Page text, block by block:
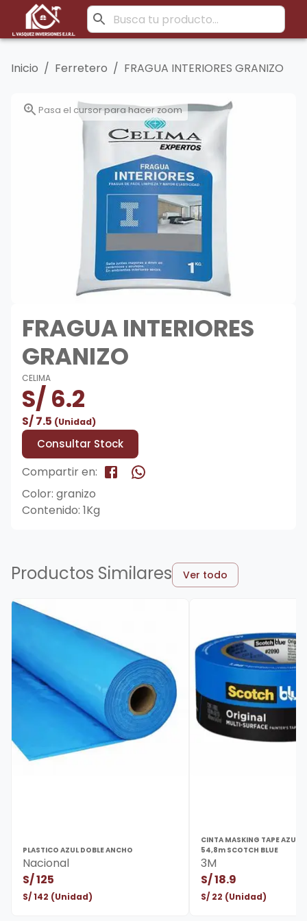
Inicio / Ferretero / FRAGUA INTERIORES GRANIZO
Pasa el cursor para hacer zoom
FRAGUA INTERIORES
GRANIZO
CELIMA
S/6.2
S/7.5 (Unidad)
Consultar Stock
Compartir en:
Color: granizo
Contenido: 1Kg
Productos Similares Ver todo
PLASTICO AZUL DOBLE ANCHO
Nacional
S/125
S/142 (Unidad)
CINTA MASKING TAPE AZUL
54,8m SCOTCH BLUE
3M
S/18.9
S/ 22 (Unidad)